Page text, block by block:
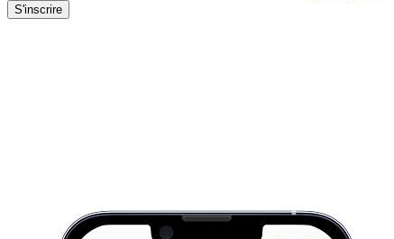
S'inscrire